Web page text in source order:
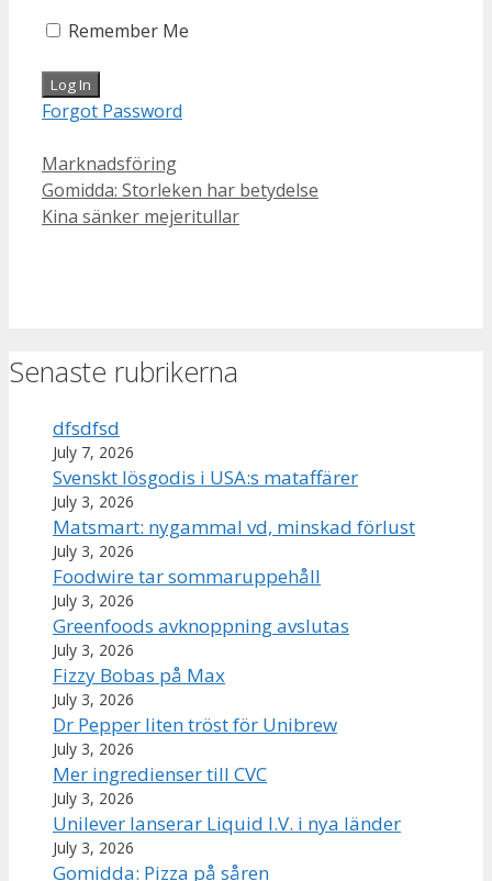
Remember Me
Forgot Password
Categories
Marknadsföring
Gomidda: Storleken har betydelse
Kina sänker mejeritullar
Senaste rubrikerna
dfsdfsd
July 7, 2026
Svenskt lösgodis i USA:s mataffärer
July 3, 2026
Matsmart: nygammal vd, minskad förlust
July 3, 2026
Foodwire tar sommaruppehåll
July 3, 2026
Greenfoods avknoppning avslutas
July 3, 2026
Fizzy Bobas på Max
July 3, 2026
Dr Pepper liten tröst för Unibrew
July 3, 2026
Mer ingredienser till CVC
July 3, 2026
Unilever lanserar Liquid I.V. i nya länder
July 3, 2026
Gomidda: Pizza på såren